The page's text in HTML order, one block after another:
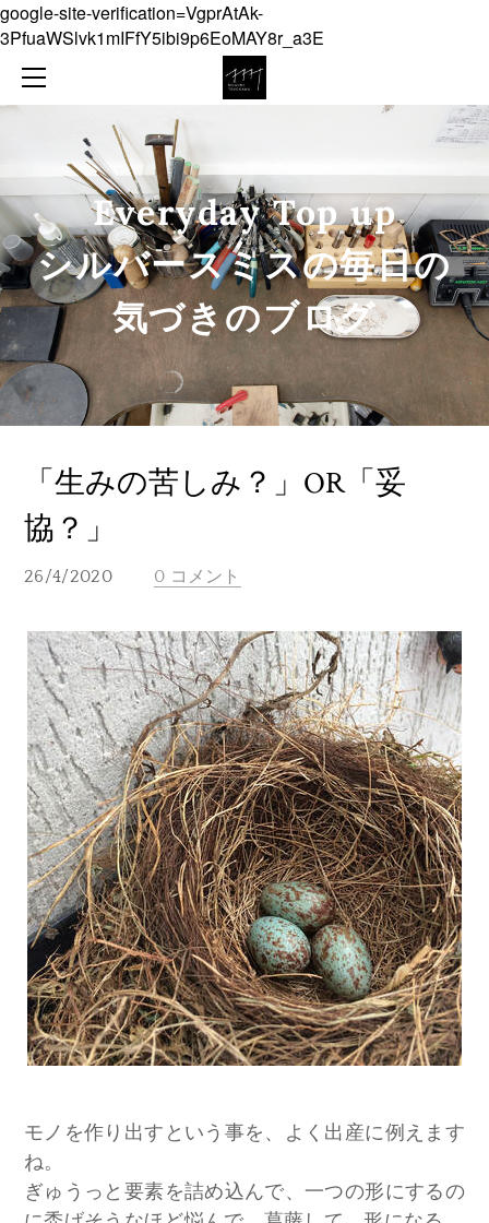
google-site-verification=VgprAtAk-
3PfuaWSlvk1mIFfY5ibi9p6EoMAY8r_a3E
Everyday Top up
​シルバースミスの毎日の
気づきのブログ
「生みの苦しみ？」OR「妥
協？」
26/4/2020 0 コメント
モノを作り出すという事を、よく出産に例えます
ね。
ぎゅうっと要素を詰め込んで、一つの形にするの
NEWS
ABOUT
COLLECTION
DIARY